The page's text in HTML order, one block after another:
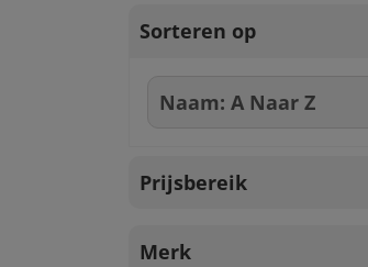
Sorteren op
Prijsbereik
Merk